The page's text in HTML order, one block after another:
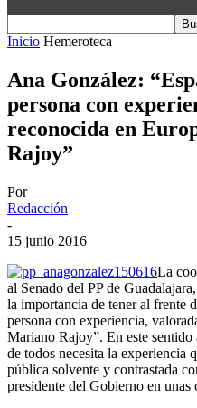
Inicio Hemeroteca
Ana González:
persona con
reconocida en
Rajoy”
Por
Redacción
-
15 junio 2016
La
al Senado del PP de
la importancia de tener al frente
persona con experiencia,
Mariano Rajoy”. En este sentido
de todos necesita la experiencia
pública solvente y contrastada
presidente del Gobierno en